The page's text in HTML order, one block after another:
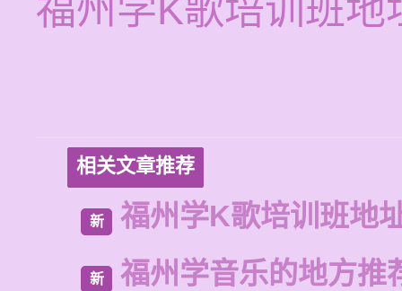
福州学K歌培训班地
相关文章推荐
新 福州学K歌培训班地
新 福州学音乐的地方推